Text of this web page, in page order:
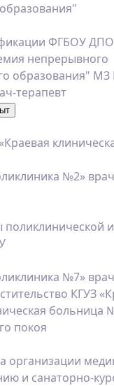
ФГБОУ ДПО
непрерывного
образования" МЗ
терапевт
№2»
поликлинической
№7»
КГУЗ
больница
покоя
организации
и санаторно-